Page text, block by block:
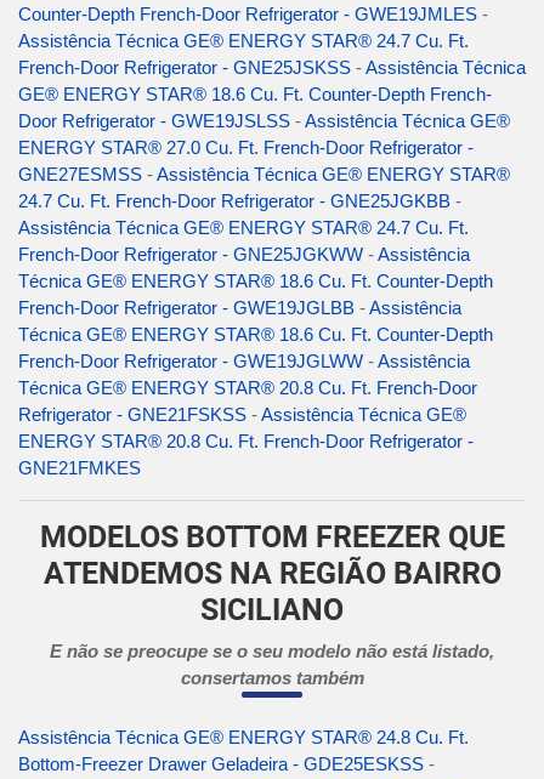
Counter-Depth French-Door Refrigerator - GWE19JMLES -
Assistência Técnica GE® ENERGY STAR® 24.7 Cu. Ft.
French-Door Refrigerator - GNE25JSKSS -Assistência Técnica
GE® ENERGY STAR® 18.6 Cu. Ft. Counter-Depth French-
Door Refrigerator - GWE19JSLSS -Assistência Técnica GE®
ENERGY STAR® 27.0 Cu. Ft. French-Door Refrigerator -
GNE27ESMSS -Assistência Técnica GE® ENERGY STAR®
24.7 Cu. Ft. French-Door Refrigerator - GNE25JGKBB -
Assistência Técnica GE® ENERGY STAR® 24.7 Cu. Ft.
French-Door Refrigerator - GNE25JGKWW -Assistência
Técnica GE® ENERGY STAR® 18.6 Cu. Ft. Counter-Depth
French-Door Refrigerator - GWE19JGLBB -Assistência
Técnica GE® ENERGY STAR® 18.6 Cu. Ft. Counter-Depth
French-Door Refrigerator - GWE19JGLWW -Assistência
Técnica GE® ENERGY STAR® 20.8 Cu. Ft. French-Door
Refrigerator - GNE21FSKSS -Assistência Técnica GE®
ENERGY STAR® 20.8 Cu. Ft. French-Door Refrigerator -
GNE21FMKES
MODELOS BOTTOM FREEZER QUE
ATENDEMOS NA REGIÃO BAIRRO
SICILIANO
E não se preocupe se o seu modelo não está listado,
consertamos também
Assistência Técnica GE® ENERGY STAR® 24.8 Cu. Ft.
Bottom-Freezer Drawer Geladeira - GDE25ESKSS -